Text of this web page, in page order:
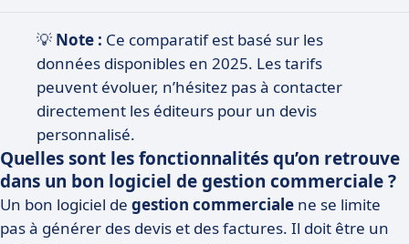
💡 Note : Ce comparatif est basé sur les
données disponibles en 2025. Les tarifs
peuvent évoluer, n’hésitez pas à contacter
directement les éditeurs pour un devis
personnalisé.
Quelles sont les fonctionnalités qu’on retrouve
dans un bon logiciel de gestion commerciale ?
Un bon logiciel de gestion commerciale ne se limite
pas à générer des devis et des factures. Il doit être un